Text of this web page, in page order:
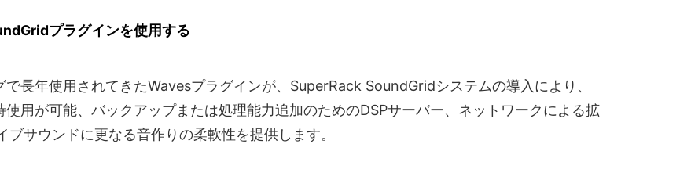
プラグインを使用する
長年使用されてきたWavesプラグインが、SuperRack SoundGridシステムの導入により、
用が可能、バックアップまたは処理能力追加のためのDSPサーバー、ネットワークによる拡
サウンドに更なる音作りの柔軟性を提供します。